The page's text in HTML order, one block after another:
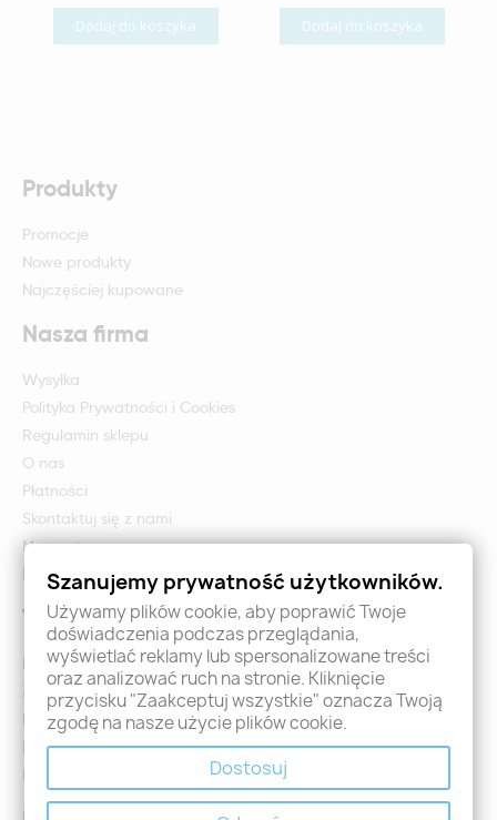
Dodaj do koszyka Dodaj do koszyka
Produkty
Promocje
Nowe produkty
Najczęściej kupowane
Nasza firma
Wysyłka
Polityka Prywatności i Cookies
Regulamin sklepu
O nas
Płatności
Skontaktuj się z nami
Mapa strony
Formularz zwrotu i reklamacji
Twoje konto
Logowanie
Załóż konto - Rejestracja
Moje zamówienia
Promocje
Nowości
Szanujemy prywatność użytkowników.
Używamy plików cookie, aby poprawić Twoje
doświadczenia podczas przeglądania,
wyświetlać reklamy lub spersonalizowane treści
oraz analizować ruch na stronie. Kliknięcie
przycisku "Zaakceptuj wszystkie" oznacza Twoją
zgodę na nasze użycie plików cookie.
Dostosuj